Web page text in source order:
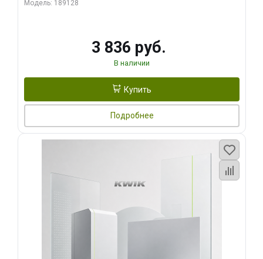
Модель: 189128
3 836 руб.
В наличии
Купить
Подробнее